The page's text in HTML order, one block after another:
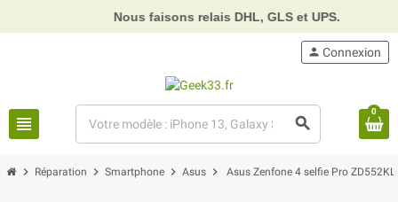
Nous faisons relais DHL, GLS et UPS.
view_headline search
person Connexion
0
chevron_right Réparation chevron_right Smartphone chevron_right Asus chevron_right Asus Zenfone 4 selfie Pro ZD552KL